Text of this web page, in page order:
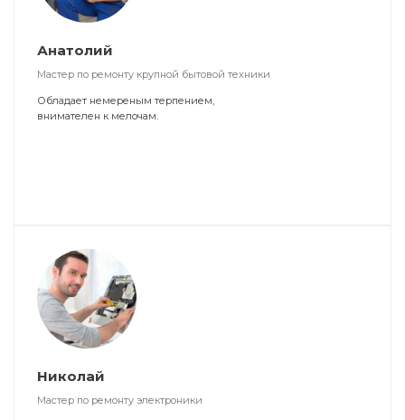
Анатолий
Мастер по ремонту крупной бытовой техники
Обладает немереным терпением,
внимателен к мелочам.
Николай
Мастер по ремонту электроники